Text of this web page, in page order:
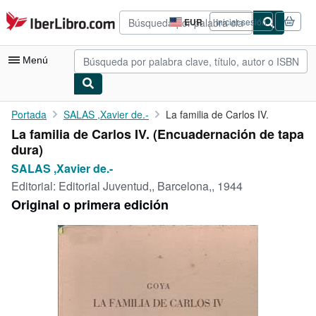
Pasar al contenido principal
IberLibro.com EUR
Preferencias
de
compra
del
Iniciar sesión
Menú
Mi cuenta
Consultar mis pedidos
Búsqueda avanzada
Colecciones
Libros antiguos
Arte y coleccionismo
Portada SALAS ,Xavier de.- La familia de Carlos IV.
La familia de Carlos IV. (Encuadernación de tapa
dura)
SALAS ,Xavier de.-
Editorial: Editorial Juventud,, Barcelona,, 1944
Original o primera edición